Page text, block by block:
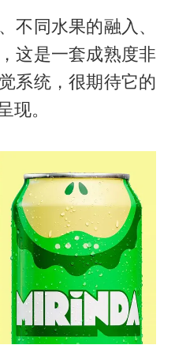
不同水果的融入、
这是一套成熟度非
系统，很期待它的
现。